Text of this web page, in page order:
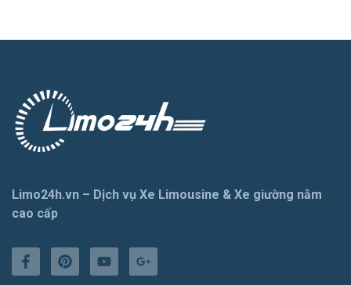
Limo24h.vn – Dịch vụ Xe Limousine & Xe giường nằm
cao cấp